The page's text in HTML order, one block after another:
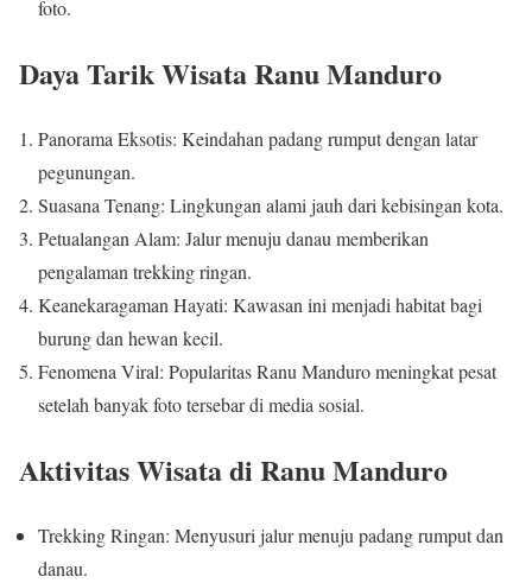
foto.
Daya Tarik Wisata Ranu Manduro
Panorama Eksotis: Keindahan padang rumput dengan latar
pegunungan.
Suasana Tenang: Lingkungan alami jauh dari kebisingan kota.
Petualangan Alam: Jalur menuju danau memberikan
pengalaman trekking ringan.
Keanekaragaman Hayati: Kawasan ini menjadi habitat bagi
burung dan hewan kecil.
Fenomena Viral: Popularitas Ranu Manduro meningkat pesat
setelah banyak foto tersebar di media sosial.
Aktivitas Wisata di Ranu Manduro
Trekking Ringan: Menyusuri jalur menuju padang rumput dan
danau.